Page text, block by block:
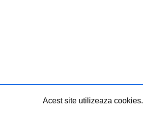
Acest site utilizeaza cookies.